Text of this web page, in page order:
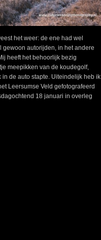
het weer: de ene had wel
gewoon autorijden, in het andere
heeft het behoorlijk bezig
meepikken van de koudegolf,
de auto stapte. Uiteindelijk heb ik
Leersumse Veld gefotografeerd
18 januari in overleg